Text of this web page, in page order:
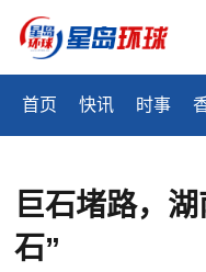
首页 快讯 时事
巨石堵路，
石”